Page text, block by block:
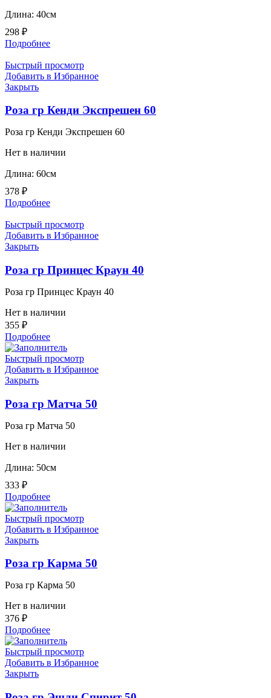
Длина: 40см
298 ₽
Подробнее
Быстрый просмотр
Добавить в Избранное
Закрыть
Роза гр Кенди Экспрешен 60
Роза гр Кенди Экспрешен 60
Нет в наличии
Длина: 60см
378 ₽
Подробнее
Быстрый просмотр
Добавить в Избранное
Закрыть
Роза гр Принцес Краун 40
Роза гр Принцес Краун 40
Нет в наличии
355 ₽
Подробнее
Быстрый просмотр
Добавить в Избранное
Закрыть
Роза гр Матча 50
Роза гр Матча 50
Нет в наличии
Длина: 50см
333 ₽
Подробнее
Быстрый просмотр
Добавить в Избранное
Закрыть
Роза гр Карма 50
Роза гр Карма 50
Нет в наличии
376 ₽
Подробнее
Быстрый просмотр
Добавить в Избранное
Закрыть